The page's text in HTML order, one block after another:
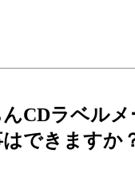
CDラベル
できますか